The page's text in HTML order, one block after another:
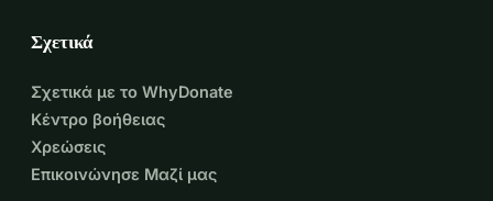
Σχετικά
Σχετικά με το WhyDonate
Κέντρο βοήθειας
Χρεώσεις
Επικοινώνησε Μαζί μας